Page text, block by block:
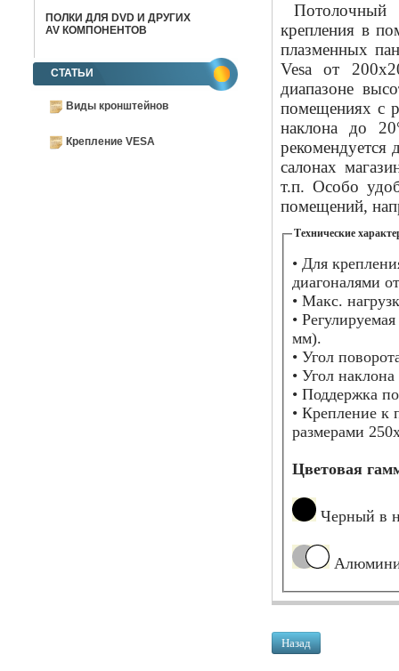
ПОЛКИ ДЛЯ DVD И ДРУГИХ
AV КОМПОНЕНТОВ
СТАТЬИ
Виды кронштейнов
Крепление VESA
крепления в
плазменных
Vesa от
диапазоне
помещениях с
наклона до
рекомендуется
салонах
т.п. Особо
помещений,
Технические
• Для
диагоналями
• Макс.
•
мм).
• Угол
• Угол
• Поддержка
• Крепление к
размерами
Цветовая
Черный в
Назад